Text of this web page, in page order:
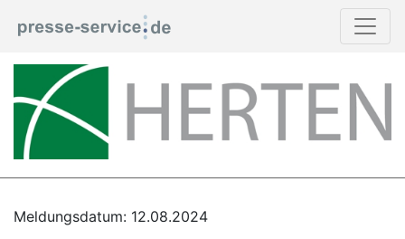
Meldungsdatum: 12.08.2024